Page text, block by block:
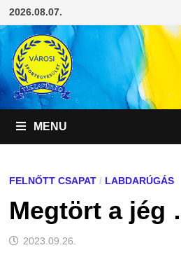
Skip
to
content
2026.08.07.
MENU
FELNŐTT CSAPAT/ LABDARÚGÁS
Megtört a jég
2023.09.26.